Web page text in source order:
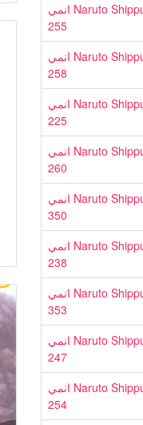
انمي Naruto Shippuden الحلقة
255
انمي Naruto Shippuden الحلقة
258
انمي Naruto Shippuden الحلقة
225
انمي Naruto Shippuden الحلقة
260
انمي Naruto Shippuden الحلقة
350
انمي Naruto Shippuden الحلقة
238
انمي Naruto Shippuden الحلقة
353
انمي Naruto Shippuden الحلقة
247
انمي Naruto Shippuden الحلقة
254